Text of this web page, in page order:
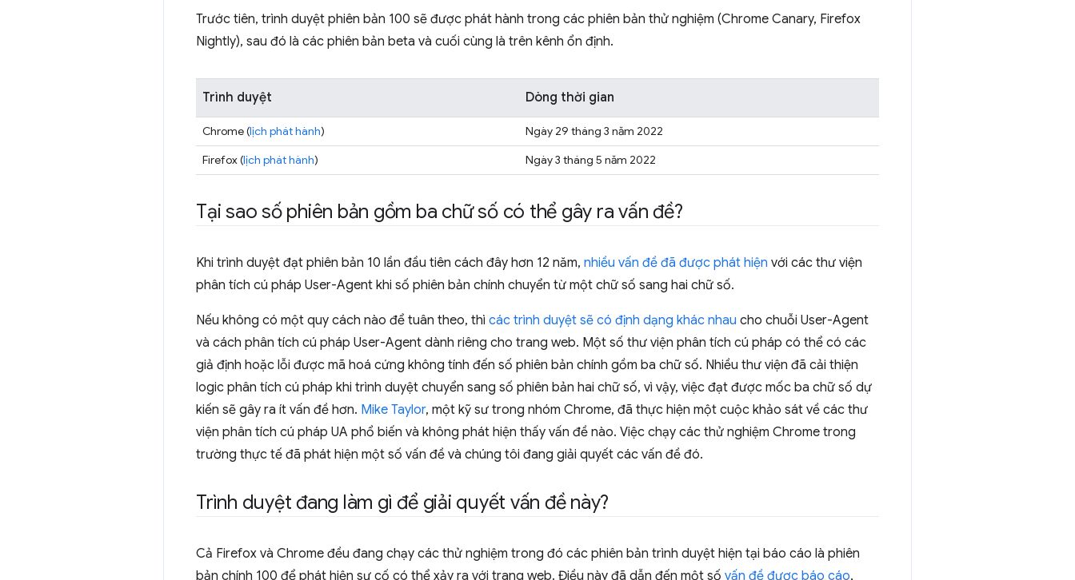
Trước tiên, trình duyệt phiên bản 100 sẽ được phát hành trong các phiên bản thử nghiệm (Chrome Canary, Firefox
Nightly), sau đó là các phiên bản beta và cuối cùng là trên kênh ổn định.
Trình duyệt Dòng thời gian
Chrome (lịch phát hành)
Ngày 29 tháng 3 năm 2022
Firefox (lịch phát hành) Ngày 3 tháng 5 năm 2022
Tại sao số phiên bản gồm ba chữ số có thể gây ra vấn đề?
Khi trình duyệt đạt phiên bản 10 lần đầu tiên cách đây hơn 12 năm, nhiều vấn đề đã được phát hiện với các thư viện
phân tích cú pháp User-Agent khi số phiên bản chính chuyển từ một chữ số sang hai chữ số.
Nếu không có một quy cách nào để tuân theo, thì các trình duyệt sẽ có định dạng khác nhau cho chuỗi User-Agent
và cách phân tích cú pháp User-Agent dành riêng cho trang web. Một số thư viện phân tích cú pháp có thể có các
giả định hoặc lỗi được mã hoá cứng không tính đến số phiên bản chính gồm ba chữ số. Nhiều thư viện đã cải thiện
logic phân tích cú pháp khi trình duyệt chuyển sang số phiên bản hai chữ số, vì vậy, việc đạt được mốc ba chữ số dự
kiến sẽ gây ra ít vấn đề hơn. Mike Taylor, một kỹ sư trong nhóm Chrome, đã thực hiện một cuộc khảo sát về các thư
viện phân tích cú pháp UA phổ biến và không phát hiện thấy vấn đề nào. Việc chạy các thử nghiệm Chrome trong
trường thực tế đã phát hiện một số vấn đề và chúng tôi đang giải quyết các vấn đề đó.
Trình duyệt đang làm gì để giải quyết vấn đề này?
Cả Firefox và Chrome đều đang chạy các thử nghiệm trong đó các phiên bản trình duyệt hiện tại báo cáo là phiên
bản chính 100 để phát hiện sự cố có thể xảy ra với trang web. Điều này đã dẫn đến một số vấn đề được báo cáo,